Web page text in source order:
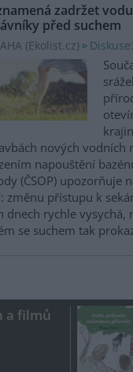
zadržet
před suchem
(Ekolist.cz)
nových vodních
napouštění
(ČSOP) upozorňuje
změnu přístupu k
dnech rychle vysychá,
se suchem tak
a filmů